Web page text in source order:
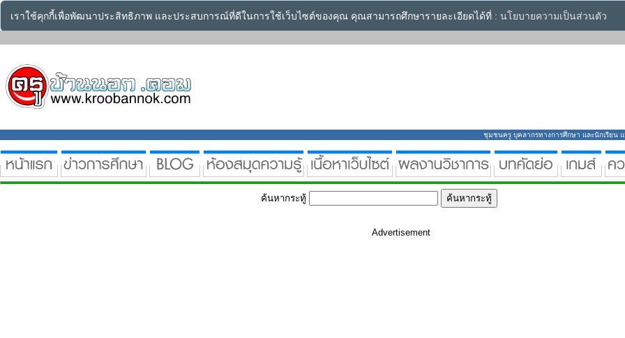
เราใช้คุกกี้เพื่อพัฒนาประสิทธิภาพ และประสบการณ์ที่ดีในการใช้เว็บไซต์ของคุณ คุณสามารถศึกษารายละเอียดได้ที่ : นโยบายความเป็นส่วนตัว
ชุมชนครู บุคลากรทางการศึกษา และนักเรียน
ค้นหากระทู้
Advertisement